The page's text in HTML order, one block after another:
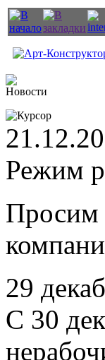
Режим
Просим
29
С 30